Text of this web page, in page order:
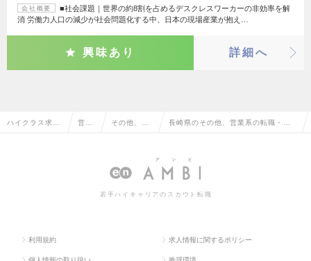
会社概要
■社会課題｜世界の約8割を占めるデスクレスワーカーの非効率を解
消 労働力人口の減少が社会問題化する中、日本の現場産業が抱え…
興味あり 詳細へ
ハイクラス求人 営業 その他、営 長崎県のその他、営業系の転職・求
若手ハイキャリアのスカウト転職
利用規約 求人情報に関するポリシー